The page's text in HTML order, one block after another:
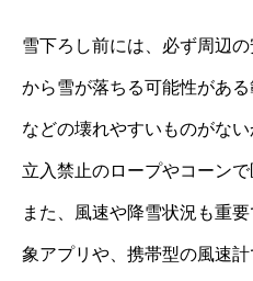
雪下ろし前には、必ず周辺
から雪が落ちる可能性があ
などの壊れやすいものがな
立入禁止のロープやコーンで
また、風速や降雪状況も重
象アプリや、携帯型の風速